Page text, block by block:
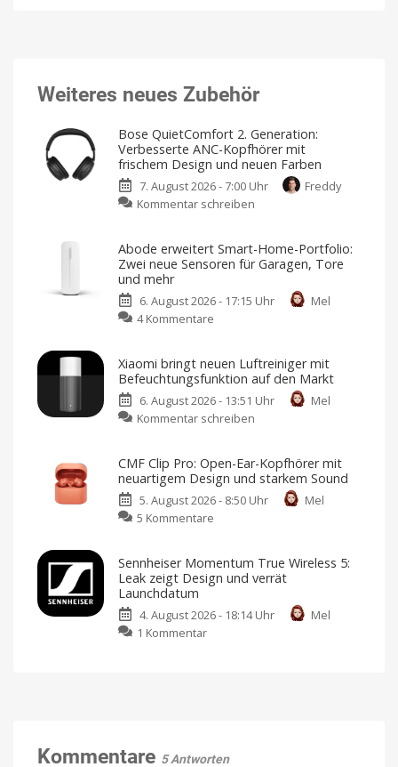
Weiteres neues Zubehör
Bose QuietComfort 2. Generation:
Verbesserte ANC-Kopfhörer mit
frischem Design und neuen Farben
7. August 2026 - 7:00 Uhr
Freddy
Kommentar schreiben
2.
Generation:
Verbesserte
ANC-
frischem
Design
und
neuen
Euro
vorbestellen
Abode erweitert Smart-Home-Portfolio:
Zwei neue Sensoren für Garagen, Tore
und mehr
6. August 2026 - 17:15 Uhr
Mel
4 Kommentare
Smart-
Home-
Portfolio:
Zwei
für
Garagen,
Tore
mit
Apple
Home
Xiaomi bringt neuen Luftreiniger mit
Befeuchtungsfunktion auf den Markt
6. August 2026 - 13:51 Uhr
Mel
Kommentar schreiben
neuen
Luftreiniger
mit
Markt
Preis
noch
offen
CMF Clip Pro: Open-Ear-Kopfhörer mit
neuartigem Design und starkem Sound
5. August 2026 - 8:50 Uhr
Mel
5 Kommentare
Pro:
Open-
Kopfhörer
VPU-
Sennheiser Momentum True Wireless 5:
Leak zeigt Design und verrät
Launchdatum
4. August 2026 - 18:14 Uhr
Mel
1 Kommentar
Kommentare 5 Antworten